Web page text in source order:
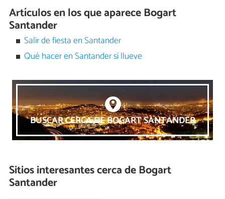
Artículos en los que aparece Bogart
Santander
Salir de fiesta en Santander
Qué hacer en Santander si llueve
BUSCAR CERCA DE BOGART SANTANDER
Sitios interesantes cerca deBogart
Santander